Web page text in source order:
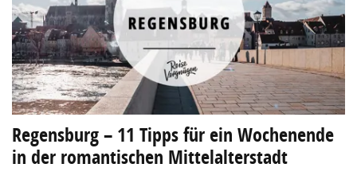
Regensburg – 11 Tipps für ein Wochenende
in der romantischen Mittelalterstadt